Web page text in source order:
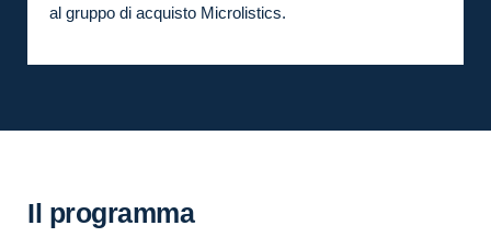
al gruppo di acquisto Microlistics.
Il programma